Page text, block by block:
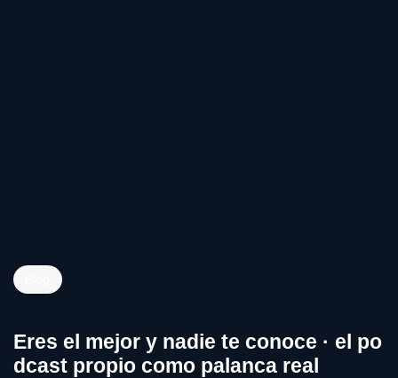
Eres el mejor y nadie te conoce · el po
dcast propio como palanca real